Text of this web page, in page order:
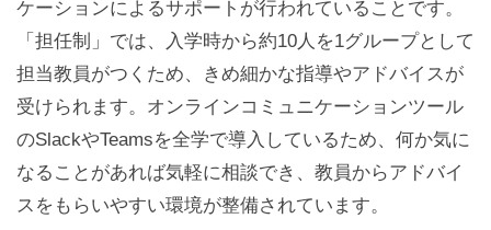
ケーションによるサポートが行われていることです。
「担任制」では、入学時から約10人を1グループとして
担当教員がつくため、きめ細かな指導やアドバイスが
受けられます。オンラインコミュニケーションツール
のSlackやTeamsを全学で導入しているため、何か気に
なることがあれば気軽に相談でき、教員からアドバイ
スをもらいやすい環境が整備されています。